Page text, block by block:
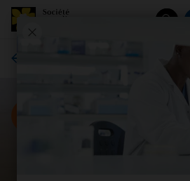
Devenez partenaires